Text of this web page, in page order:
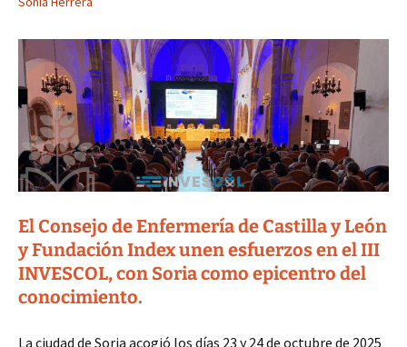
El Consejo de Enfermería de Castilla y León
y Fundación Index unen esfuerzos en el III
INVESCOL, con Soria como epicentro del
conocimiento.
La ciudad de Soria acogió los días 23 y 24 de octubre de 2025